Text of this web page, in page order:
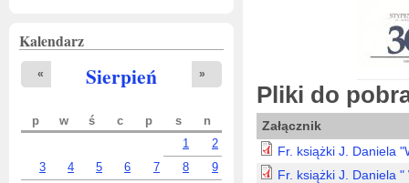
Kalendarz
Sierpień
« »
p w ś c p s
n
1
2
3
4 5 6 7 8
9
Pliki do
Załącznik
Fr. książki J. Daniela
Fr. książki J. Daniela